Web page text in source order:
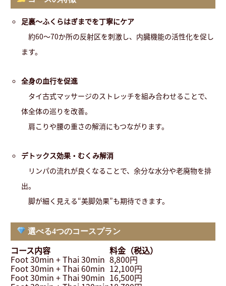
足裏〜ふくらはぎまでを丁寧にケア
約60〜70か所の反射区を刺激し、内臓機能の活性化を促し
ます。
全身の血行を促進
タイ古式マッサージのストレッチを組み合わせることで、
体全体の巡りを改善。
肩こりや腰の重さの解消にもつながります。
デトックス効果・むくみ解消
リンパの流れが良くなることで、余分な水分や老廃物を排
出。
脚が細く見える“美脚効果”も期待できます。
選べる4つのコースプラン
コース内容 料金（税込）
Foot 30min + Thai 30min 8,800円
Foot 30min + Thai 60min 12,100円
Foot 30min + Thai 90min 16,500円